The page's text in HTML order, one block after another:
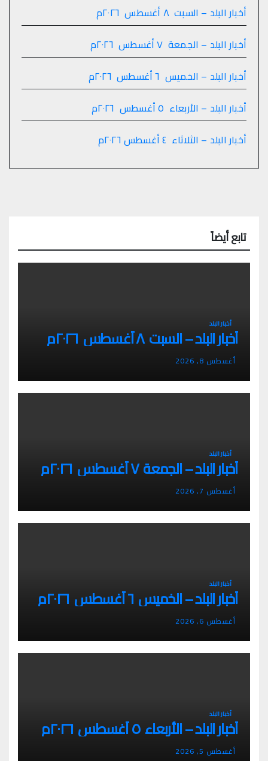
أخبار البلد – السبت ٨ أغسطس ٢٠٢٦م
أخبار البلد – الجمعة ٧ أغسطس ٢٠٢٦م
أخبار البلد – الخميس ٦ أغسطس ٢٠٢٦م
أخبار البلد – الأربعاء ٥ أغسطس ٢٠٢٦م
أخبار البلد – الثلاثاء ٤ أغسطس ٢٠٢٦م
تابع أيضاً
أخبار البلد
أخبار البلد – السبت ٨ أغسطس ٢٠٢٦م
أغسطس 8, 2026
أخبار البلد
أخبار البلد – الجمعة ٧ أغسطس ٢٠٢٦م
أغسطس 7, 2026
أخبار البلد
أخبار البلد – الخميس ٦ أغسطس ٢٠٢٦م
أغسطس 6, 2026
أخبار البلد
أخبار البلد – الأربعاء ٥ أغسطس ٢٠٢٦م
أغسطس 5, 2026